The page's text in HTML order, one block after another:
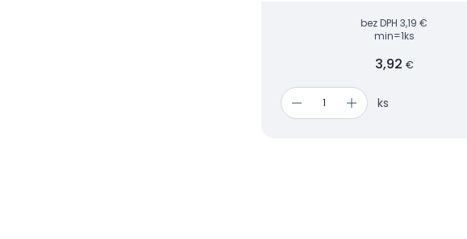
bez DPH 3,19 €
min=1ks
3,92 €
ks